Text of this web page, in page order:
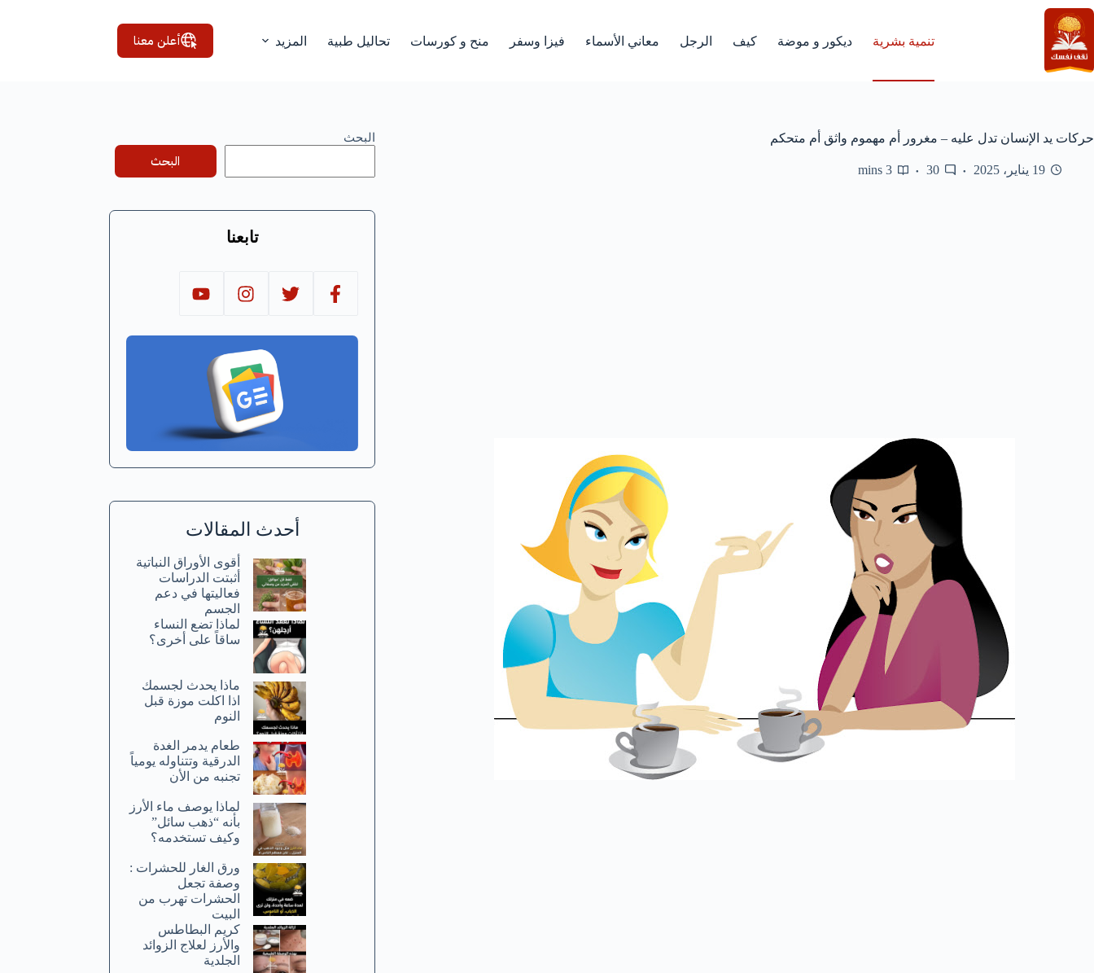
التجاوز
إلى
المحتوى
تنمية بشرية ديكور و موضة كيف الرجل معاني الأسماء فيزا وسفر منح و كورسات تحاليل طبية المزيد أعلن معنا
حركات يد الإنسان تدل عليه – مغرور أم مهموم واثق أم متحكم
19 يناير، 2025 30
3 mins
البحث
البحث
تابعنا
أحدث المقالات
أقوى الأوراق النباتية
أثبتت الدراسات
فعاليتها في دعم
الجسم
لماذا تضع النساء
ساقاً على أخرى؟
ماذا يحدث لجسمك
اذا اكلت موزة قبل
النوم
طعام يدمر الغدة
الدرقية وتتناوله يومياً
تجنبه من الأن
لماذا يوصف ماء الأرز
بأنه “ذهب سائل”
وكيف تستخدمه؟
ورق الغار للحشرات :
وصفة تجعل
الحشرات تهرب من
البيت
كريم البطاطس
والأرز لعلاج الزوائد
الجلدية